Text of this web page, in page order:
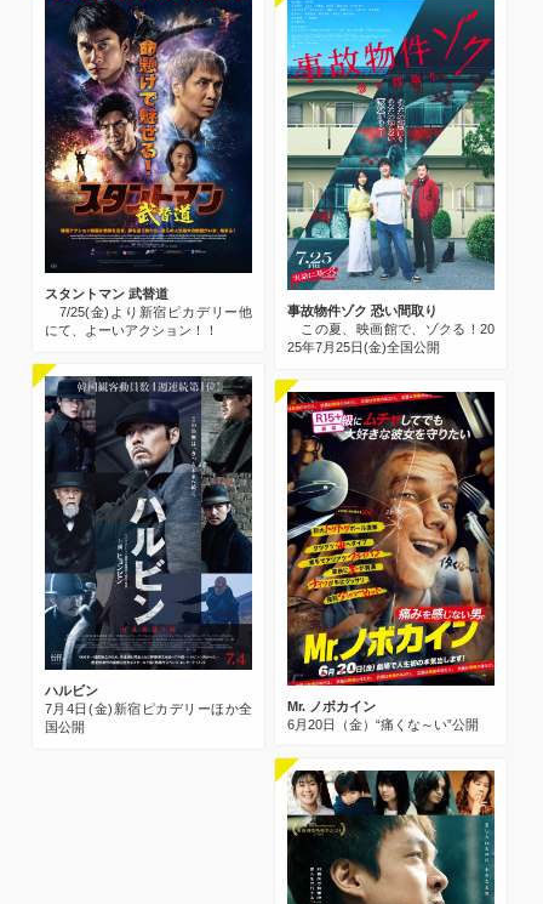
スタントマン 武替道
7/25(金)より新宿ピカデリー他
にて、よーいアクション！！
事故物件ゾク 恐い間取り
この夏、映画館で、ゾクる！20
25年7月25日(金)全国公開
ハルビン
7月4日(金)新宿ピカデリーほか全
国公開
Mr. ノボカイン
6月20日（金）“痛くな～い”公開